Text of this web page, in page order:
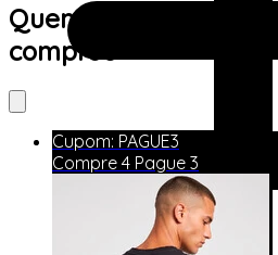
Quem viu este
comprou